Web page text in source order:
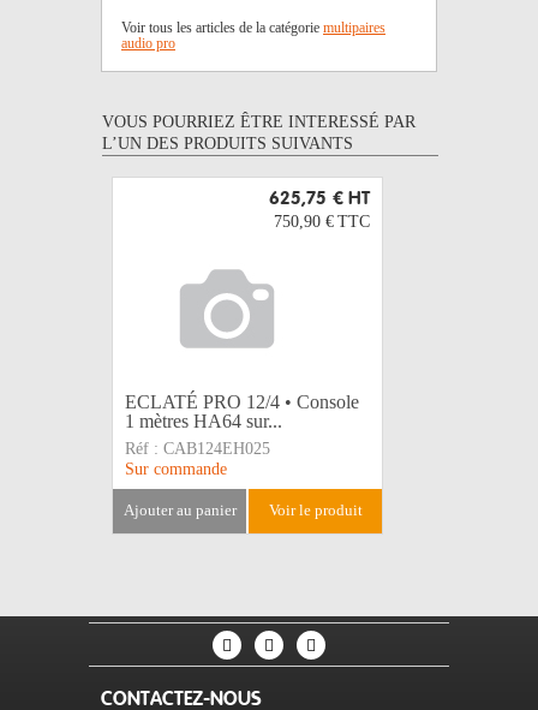
Voir tous les articles de la catégorie multipaires
audio pro
VOUS POURRIEZ ÊTRE INTERESSÉ PAR
L’UN DES PRODUITS SUIVANTS
625,75 € HT
750,90 € TTC
ECLATÉ PRO 12/4 • Console
1 mètres HA64 sur...
Réf : CAB124EH025
Sur commande
ajouter au panier voir le produit
CONTACTEZ-NOUS